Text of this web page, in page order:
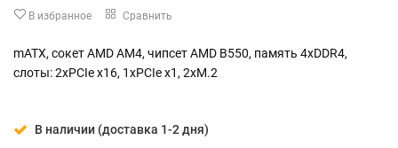
В избранное Сравнить
mATX, сокет AMD AM4, чипсет AMD B550, память 4xDDR4,
слоты: 2xPCIe x16, 1xPCIe x1, 2xM.2
В наличии (доставка 1-2 дня)